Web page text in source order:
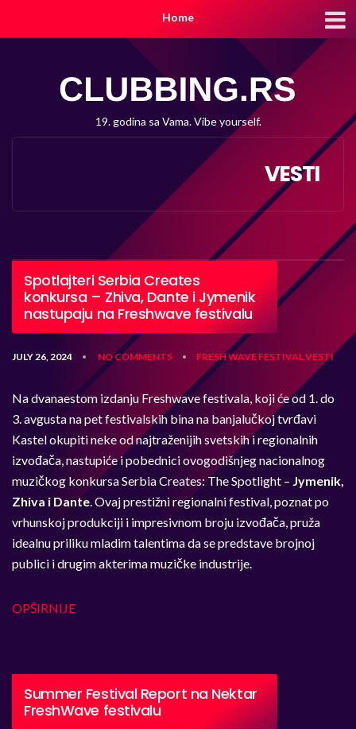
Home
19. godina sa Vama. Vibe yourself.
VESTI
Spotlajteri Serbia Creates
konkursa – Zhiva, Dante i Jymenik
nastupaju na Freshwave festivalu
JULY 26, 2024 • NO COMMENTS • FRESH WAVE FESTIVALVESTI
Na dvanaestom izdanju Freshwave festivala, koji će od 1. do
3. avgusta na pet festivalskih bina na banjalučkoj tvrđavi
Kastel okupiti neke od najtraženijih svetskih i regionalnih
izvođača, nastupiće i pobednici ovogodišnjeg nacionalnog
muzičkog konkursa Serbia Creates: The Spotlight – Jymenik,
Zhiva i Dante. Ovaj prestižni regionalni festival, poznat po
vrhunskoj produkciji i impresivnom broju izvođača, pruža
idealnu priliku mladim talentima da se predstave brojnoj
publici i drugim akterima muzičke industrije.
OPŠIRNIJE
Summer Festival Report na Nektar
FreshWave festivalu